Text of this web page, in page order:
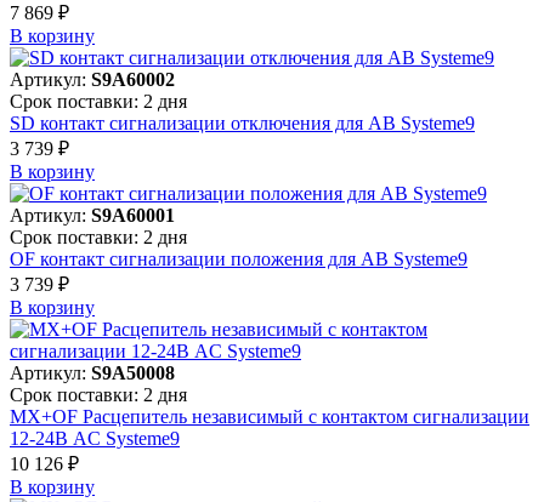
7 869 ₽
В корзинy
Артикул: S9A60002
Срок поставки: 2 дня
SD контакт сигнализации отключения для АВ Systeme9
3 739 ₽
В корзинy
Артикул: S9A60001
Срок поставки: 2 дня
OF контакт сигнализации положения для АВ Systeme9
3 739 ₽
В корзинy
Артикул: S9A50008
Срок поставки: 2 дня
MX+OF Расцепитель независимый с контактом сигнализации
12-24В AC Systeme9
10 126 ₽
В корзинy